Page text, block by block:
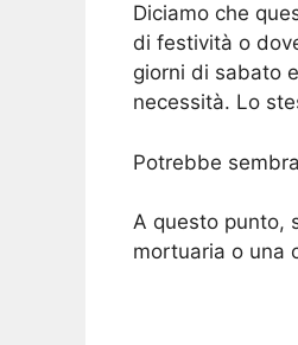
Diciamo che
di festività o
giorni di sabato
necessità. Lo
Potrebbe
A questo punto,
mortuaria o una